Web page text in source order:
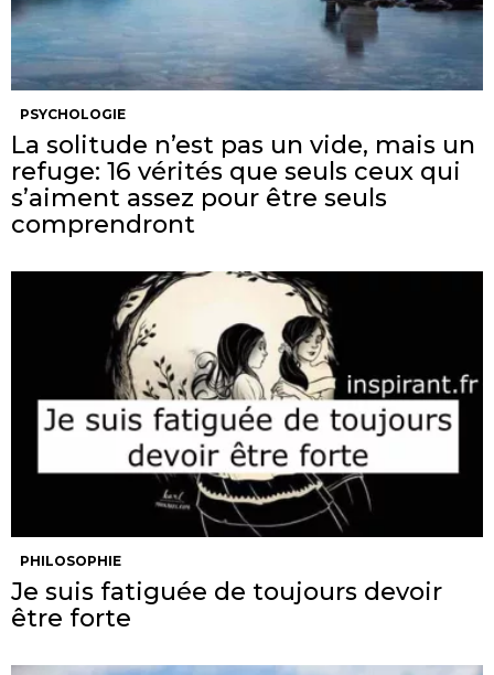
PSYCHOLOGIE
La solitude n’est pas un vide, mais un
refuge: 16 vérités que seuls ceux qui
s’aiment assez pour être seuls
comprendront
PHILOSOPHIE
Je suis fatiguée de toujours devoir
être forte